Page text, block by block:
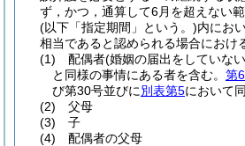
ず，かつ，通算して6月を超えない
(以下「指定期間」という。)内にお
相当であると認められる場合におけ
(1)
配偶者(婚姻の届出をしていな
と同様の事情にある者を含む。 第
び第30号並びに別表第5において
(2)
父母
(3)
子
(4)
配偶者の父母